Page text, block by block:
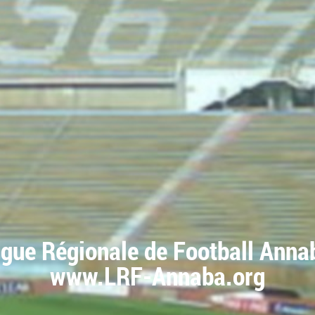
Régionale de Football
www.LRF-Annaba.org